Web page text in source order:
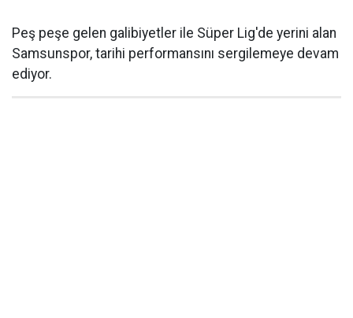
Peş peşe gelen galibiyetler ile Süper Lig'de yerini alan
Samsunspor, tarihi performansını sergilemeye devam
ediyor.